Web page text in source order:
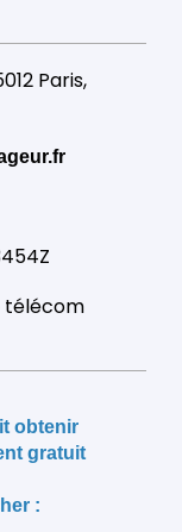
Paris,
télécom
obtenir
gratuit
: